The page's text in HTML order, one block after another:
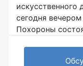
искусственного
сегодня
Похороны